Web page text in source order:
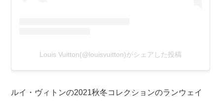
Louis Vuitton(@louisvuitton)がシェアした投稿
ルイ・ヴィトンの2021秋冬コレクションのランウェイ